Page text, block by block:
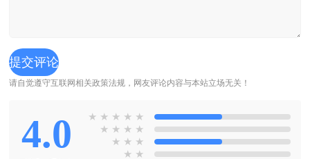
请自觉遵守互联网相关政策法规，网友评论内容与本站立场无关！
4.0 ★ ★ ★ ★ ★
★ ★ ★ ★
★ ★ ★
★ ★